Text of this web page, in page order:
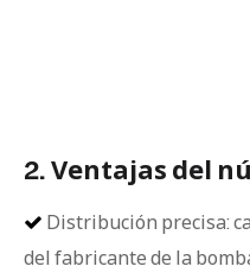
2. Ventajas del
 Distribución precisa:
del fabricante de la